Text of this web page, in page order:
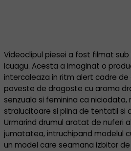
Videoclipul piesei a fost filmat sub
Icuagu. Acesta a imaginat o
intercaleaza in ritm alert cadre
poveste de dragoste cu aroma
senzuala si feminina ca niciodata,
stralucitoare si plina de tentatii si
Urmarind drumul aratat de nuferi
jumatatea, intruchipand modelul
un model care seamana izbitor